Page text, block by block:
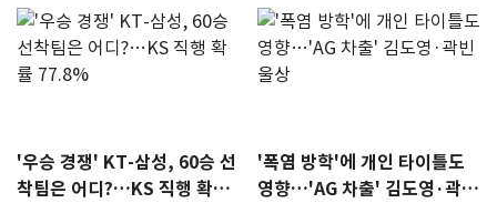
'우승 경쟁' KT-삼성, 60승 선
착팀은 어디?…KS 직행 확률
'폭염 방학'에 개인 타이틀도
영향…'AG 차출' 김도영·곽빈